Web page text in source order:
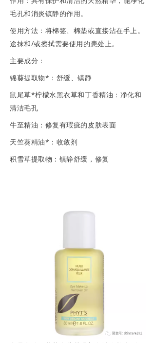
毛孔和消炎镇静的作用。
使用方法：将棉签、棉垫或直接沾在手上。
途抹和/或擦拭需要使用的患处上。
主要成分：
锦葵提取物*：舒缓、镇静
鼠尾草*柠檬水黑衣草和丁香精油：净化和
清洁毛孔
牛至精油：修复有瑕疵的皮肤表面
天竺葵精油*：收敛剂
积雪草提取物：镇静舒缓，修复